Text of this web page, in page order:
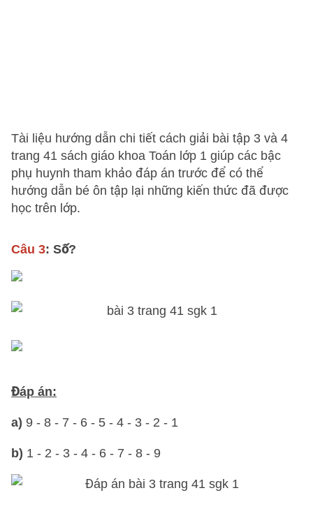
Tài liệu hướng dẫn chi tiết cách giải bài tập 3 và 4
trang 41 sách giáo khoa Toán lớp 1 giúp các bậc
phụ huynh tham khảo đáp án trước để có thể
hướng dẫn bé ôn tập lại những kiến thức đã được
học trên lớp.
Câu 3: Số?
Đáp án:
a) 9 - 8 - 7 - 6 - 5 - 4 - 3 - 2 - 1
b) 1 - 2 - 3 - 4 - 6 - 7 - 8 - 9